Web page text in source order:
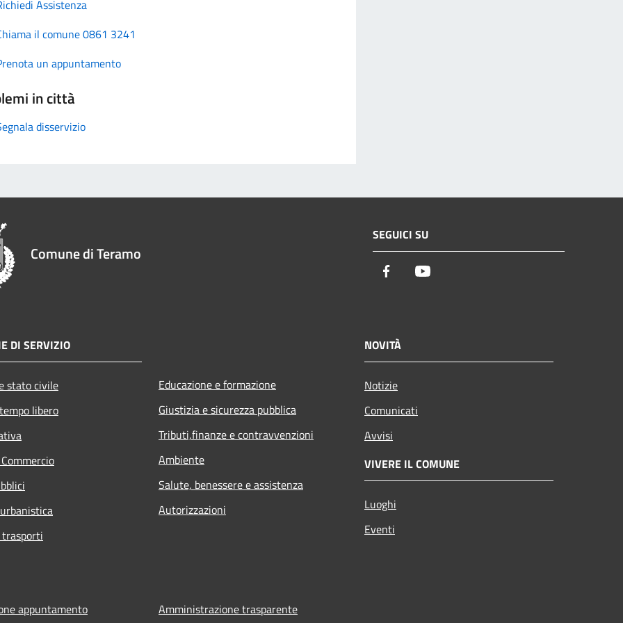
Assistenza
il comune 0861 3241
un appuntamento
in città
disservizio
Comune di Teramo
SEGUICI SU
Facebook
DI SERVIZIO
stato civile
libero
Educazione e formazione
Giustizia e sicurezza pubblica
Tributi,finanze e contravvenzioni
Ambiente
Salute, benessere e assistenza
Autorizzazioni
NOVITÀ
Notizie
Comunicati
Avvisi
VIVERE IL COMUNE
Luoghi
Eventi
appuntamento Amministrazione trasparente